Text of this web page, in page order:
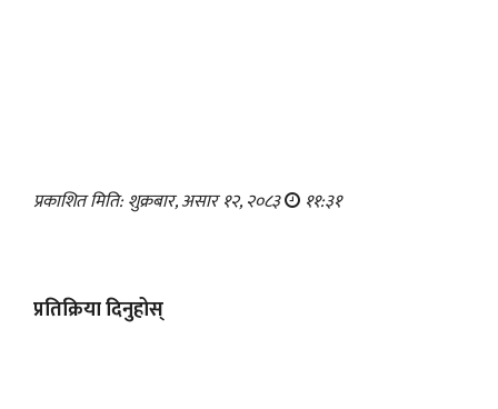
प्रकाशित मिति: शुक्रबार, असार १२, २०८३ ११:३१
प्रतिक्रिया दिनुहोस्